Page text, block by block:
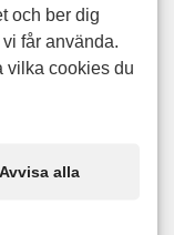
priser som
innan
dig bland annat
om du
och ber dig
får använda.
vilka cookies du
Avvisa alla